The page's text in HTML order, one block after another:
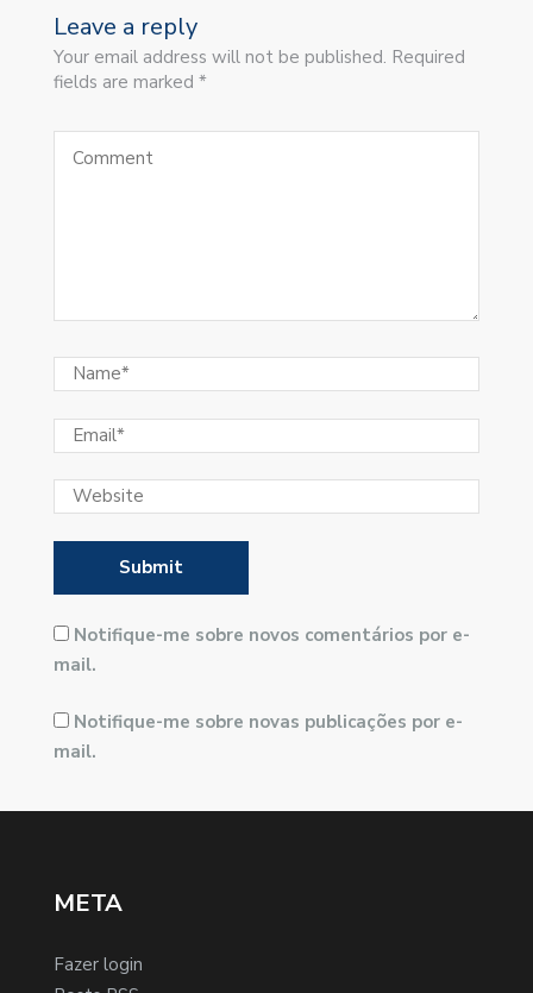
Leave a reply
Your email address will not be published. Required
fields are marked *
Notifique-me sobre novos comentários por e-
mail.
Notifique-me sobre novas publicações por e-
mail.
META
Fazer login